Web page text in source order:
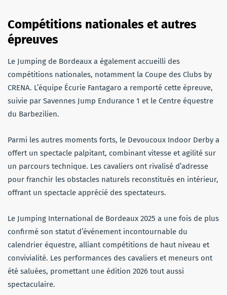
Compétitions nationales et autres
épreuves
Le Jumping de Bordeaux a également accueilli des
compétitions nationales, notamment la Coupe des Clubs by
CRENA. L’équipe Écurie Fantagaro a remporté cette épreuve,
suivie par Savennes Jump Endurance 1 et le Centre équestre
du Barbezilien.
Parmi les autres moments forts, le Devoucoux Indoor Derby a
offert un spectacle palpitant, combinant vitesse et agilité sur
un parcours technique. Les cavaliers ont rivalisé d’adresse
pour franchir les obstacles naturels reconstitués en intérieur,
offrant un spectacle apprécié des spectateurs.
Le Jumping International de Bordeaux 2025 a une fois de plus
confirmé son statut d’événement incontournable du
calendrier équestre, alliant compétitions de haut niveau et
convivialité. Les performances des cavaliers et meneurs ont
été saluées, promettant une édition 2026 tout aussi
spectaculaire.